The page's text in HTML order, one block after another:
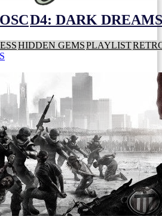
D4: DARK
HIDDEN GEMSPLAYLIST